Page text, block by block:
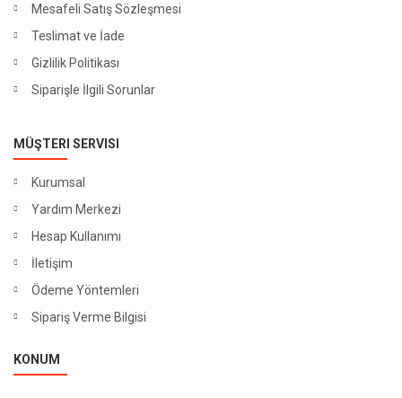
Mesafeli Satış Sözleşmesi
Teslimat ve İade
Gizlilik Politikası
Siparişle İlgili Sorunlar
MÜŞTERI SERVISI
Kurumsal
Yardım Merkezi
Hesap Kullanımı
İletişim
Ödeme Yöntemleri
Sipariş Verme Bilgisi
KONUM